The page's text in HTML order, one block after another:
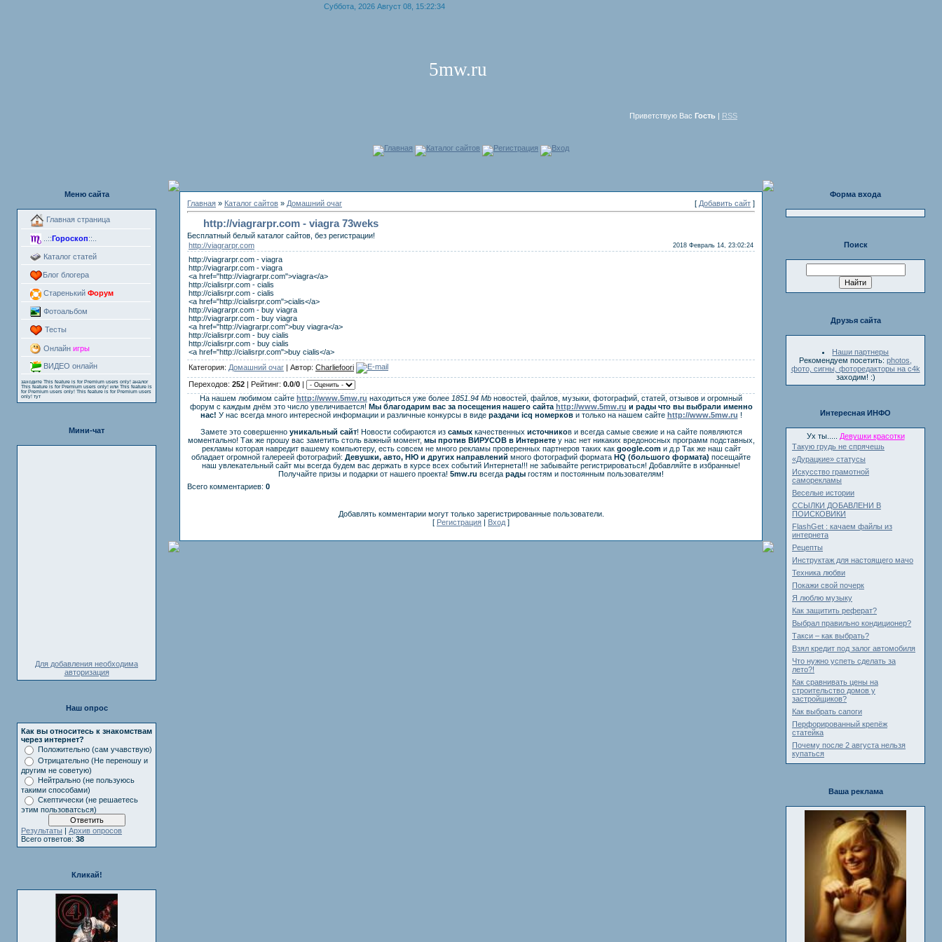
Суббота, 2026 Август 08, 15:22:34
5mw.ru
Приветствую Вас Гость | RSS
Главная Каталог сайтов Регистрация Вход
Меню сайта
Главная страница
..:: Гороскоп::..
Каталог статей
Блог блогера
Старенький Форум
Фотоальбом
Тесты
Онлайн игры
ВИДЕО онлайн
заходите This feature is for Premium users only! аналог
This feature is for Premium users only! или This feature is
for Premium users only! This feature is for Premium users
only! тут
Мини-чат
Для добавления необходима
авторизация
Наш опрос
Как вы относитесь к знакомствам
через интернет?
Положительно (сам учавствую)
Отрицательно (Не переношу и
другим не советую)
Нейтрально (не пользуюсь
такими способами)
Скептически (не решаетесь
этим пользоватсься)
Результаты | Архив опросов
Всего ответов: 38
Кликай!
Главная » Каталог сайтов » Домашний очаг [ Добавить сайт ]
http://viagrarpr.com - viagra 73weks
Бесплатный белый каталог сайтов, без регистрации!
http://viagrarpr.com
2018 Февраль 14, 23:02:24
http://viagrarpr.com - viagra
http://viagrarpr.com - viagra
<a href="http://viagrarpr.com">viagra</a>
http://cialisrpr.com - cialis
http://cialisrpr.com - cialis
<a href="http://cialisrpr.com">cialis</a>
http://viagrarpr.com - buy viagra
http://viagrarpr.com - buy viagra
<a href="http://viagrarpr.com">buy viagra</a>
http://cialisrpr.com - buy cialis
http://cialisrpr.com - buy cialis
<a href="http://cialisrpr.com">buy cialis</a>
Категория: Домашний очаг | Автор: Charliefoori
Переходов: 252 | Рейтинг: 0.0/0 |
На нашем любимом сайте http://www.5mw.ru находиться уже более 1851.94 Mb новостей, файлов, музыки, фотографий, статей, отзывов и огромный
форум с каждым днём это число увеличивается! Мы благодарим вас за посещения нашего сайта http://www.5mw.ru и рады что вы выбрали именно
нас! У нас всегда много интересной информации и различные конкурсы в виде раздачи icq номеркови только на нашем сайте http://www.5mw.ru !
Замете это совершенноуникальный сайт! Новости собираются из самыхкачественных источников и всегда самые свежие и на сайте появляются
моментально! Так же прошу вас заметить столь важный момент, мы против ВИРУСОВ в Интернетеу нас нет никаких вредоносных программ подставных,
рекламы которая навредит вашему компьютеру, есть совсем не много рекламы проверенных партнеров таких как google.comи д.р Так же наш сайт
обладает огромной галереей фотографий: Девушки, авто, НЮ и других направлений много фотографий формата HQ (большого формата) посещайте
наш увлекательный сайт мы всегда будем вас держать в курсе всех событий Интернета!!! не забывайте регистрироваться! Добавляйте в избранные!
Получайте призы и подарки от нашего проекта! 5mw.ru всегда рады гостям и постоянным пользователям!
Всего комментариев: 0
Добавлять комментарии могут только зарегистрированные пользователи.
[ Регистрация | Вход ]
Форма входа
Поиск
Друзья сайта
Наши партнеры
Рекомендуем посетить: photos,
фото, сигны, фоторедакторы на c4k
заходим! :)
Интересная ИНФО
Ух ты.....
Девушки красотки
Такую грудь не спрячешь
«Дурацкие» статусы
Искусство грамотной
саморекламы
Веселые истории
ССЫЛКИ ДОБАВЛЕНИ В
ПОИСКОВИКИ
FlashGet : качаем файлы из
интернета
Рецепты
Инструктаж для настоящего мачо
Техника любви
Покажи свой почерк
Я люблю музыку
Как защитить реферат?
Выбрал правильно кондиционер?
Такси – как выбрать?
Взял кредит под залог автомобиля
Что нужно успеть сделать за
лето?!
Как сравнивать цены на
строительство домов у
застройщиков?
Как выбрать сапоги
Перфорированный крепёж
статейка
Почему после 2 августа нельзя
купаться
Ваша реклама